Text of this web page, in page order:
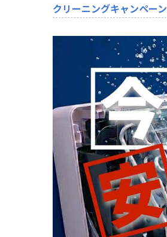
クリーニングキャンペーン